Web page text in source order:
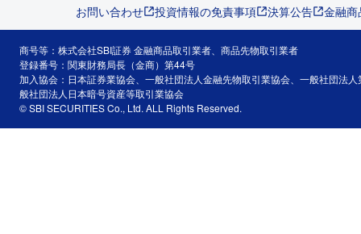
お問い合わせ 投資情報の免責事項 決算公告 金融
商号等：株式会社SBI証券 金融商品取引業者、商品先物取引業者
登録番号：関東財務局長（金商）第44号
加入協会：日本証券業協会、一般社団法人金融先物取引業協会、一般社団法
般社団法人日本暗号資産等取引業協会
© SBI SECURITIES Co., Ltd. ALL Rights Reserved.